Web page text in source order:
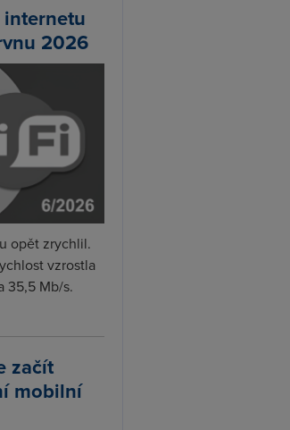
2026
opět zrychlil.
vzrostla
35,5 Mb/s.
začít
mobilní